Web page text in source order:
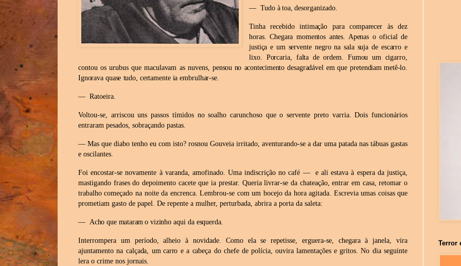
— Tudo à toa, desorganizado.
Tinha recebido intimação para comparecer às dez
horas. Chegara momentos antes. Apenas o oficial de
justiçae um servente negro na sala suja de escarro e
lixo. Porcaria, falta de ordem. Fumou um cigarro,
contou os urubus que maculavam as nuvens, pensou no acontecimento desagradável em que pretendiam metê-lo.
Ignorava quase tudo, certamente ia embrulhar-se.
— Ratoeira.
Voltou-se, arriscou uns passos tímidos no soalho carunchoso que o servente preto varria. Dois funcionários
entraram pesados, sobraçando pastas.
— Mas que diabo tenho eu com isto? rosnou Gouveia irritado, aventurando-se a dar uma patada nas tábuas gastas
e oscilantes.
Foi encostar-se novamente à varanda, amofinado. Uma indiscrição no café — e ali estava à espera da justiça,
mastigando frases do depoimento cacete que ia prestar. Queria livrar-se da chateação, entrar em casa, retomar o
trabalho começado na noite da encrenca. Lembrou-se com um bocejo da hora agitada. Escrevia umas coisas que
prometiam gasto de papel. De repente a mulher, perturbada, abrira a porta da saleta:
— Acho que mataram o vizinho aqui da esquerda.
Interrompera um período, alheio à novidade. Como ela se repetisse, erguera-se, chegara à janela, vira
ajuntamento na calçada, um carro e a cabeça do chefe de polícia, ouvira lamentações e gritos. No dia seguinte
lera o crime nos jornais.
Terror